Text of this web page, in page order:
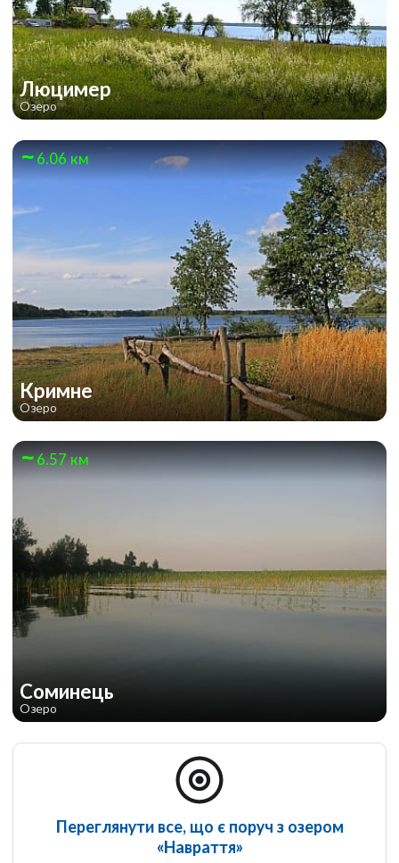
Люцимер
Озеро
6.06 км
Кримне
Озеро
6.57 км
Соминець
Озеро
Переглянути все, що є поруч з озером
«Навраття»